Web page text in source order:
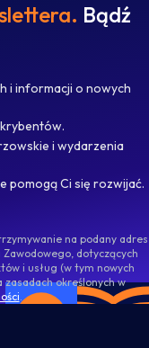
Bądź
i informacji o nowych
i wydarzenia
pomogą Ci się rozwijać.
na podany adres
dotyczących
i usług (w tym nowych
określonych w
.